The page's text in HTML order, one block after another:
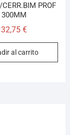
PROF
300MM
32,75 €
al carrito